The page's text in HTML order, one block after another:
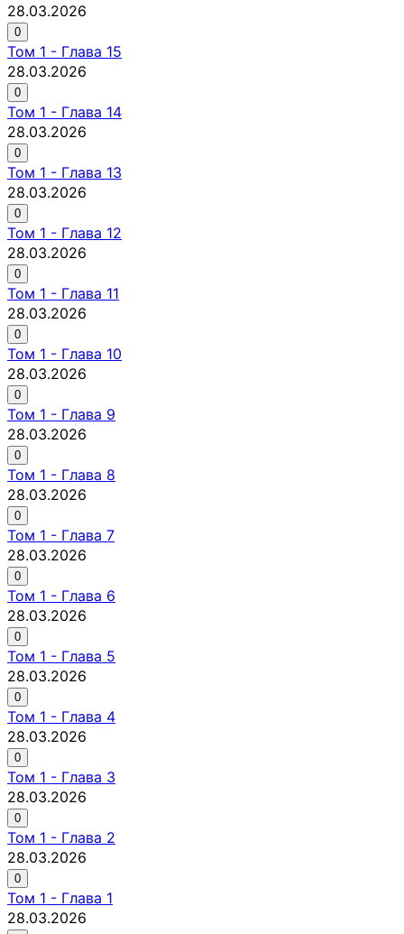
28.03.2026
0
Том 1 - Глава 15
28.03.2026
0
Том 1 - Глава 14
28.03.2026
0
Том 1 - Глава 13
28.03.2026
0
Том 1 - Глава 12
28.03.2026
0
Том 1 - Глава 11
28.03.2026
0
Том 1 - Глава 10
28.03.2026
0
Том 1 - Глава 9
28.03.2026
0
Том 1 - Глава 8
28.03.2026
0
Том 1 - Глава 7
28.03.2026
0
Том 1 - Глава 6
28.03.2026
0
Том 1 - Глава 5
28.03.2026
0
Том 1 - Глава 4
28.03.2026
0
Том 1 - Глава 3
28.03.2026
0
Том 1 - Глава 2
28.03.2026
0
Том 1 - Глава 1
28.03.2026